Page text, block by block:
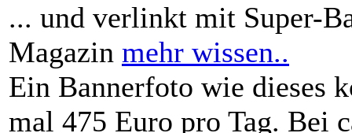
... und verlinkt mit Super-
Magazin mehr wissen..
Ein Bannerfoto wie dieses
mal 475 Euro pro Tag. Bei